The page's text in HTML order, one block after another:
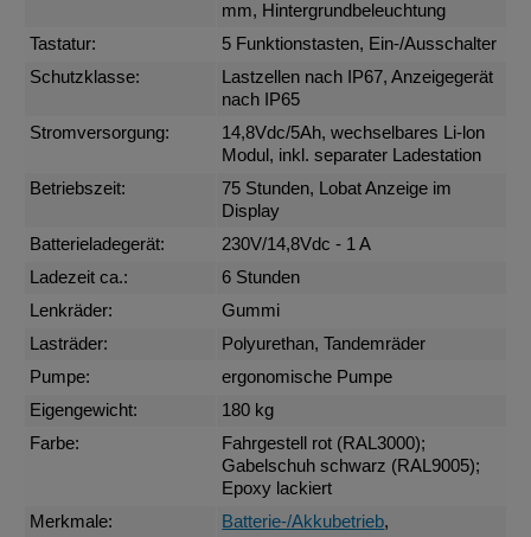
mm, Hintergrundbeleuchtung
Tastatur:
5 Funktionstasten, Ein-/Ausschalter
Schutzklasse:
Lastzellen nach IP67, Anzeigegerät
nach IP65
Stromversorgung:
14,8Vdc/5Ah, wechselbares Li-lon
Modul, inkl. separater Ladestation
Betriebszeit:
75 Stunden, Lobat Anzeige im
Display
Batterieladegerät:
230V/14,8Vdc - 1 A
Ladezeit ca.:
6 Stunden
Lenkräder:
Gummi
Lasträder:
Polyurethan, Tandemräder
Pumpe:
ergonomische Pumpe
Eigengewicht:
180 kg
Farbe:
Fahrgestell rot (RAL3000);
Gabelschuh schwarz (RAL9005);
Epoxy lackiert
Merkmale:
Batterie-/Akkubetrieb,